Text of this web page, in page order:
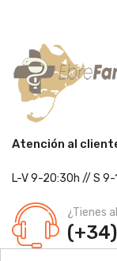
Atención al
L-V 9-20:30h // S 9-
¿Tienes